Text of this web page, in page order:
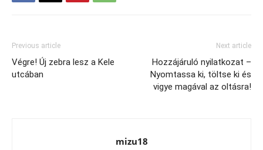
Previous article
Végre! Új zebra lesz a Kele
utcában
Next article
Hozzájáruló nyilatkozat –
Nyomtassa ki, töltse ki és
vigye magával az oltásra!
mizu18